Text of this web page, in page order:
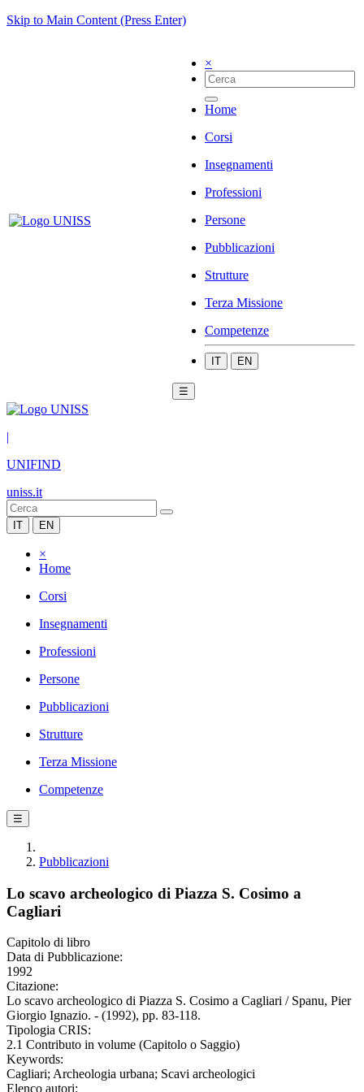
Skip to Main Content (Press Enter)
×
Home
Corsi
Insegnamenti
Professioni
Persone
Pubblicazioni
Strutture
Terza Missione
Competenze
IT EN
☰
|
UNIFIND
uniss.it
IT EN
×
Home
Corsi
Insegnamenti
Professioni
Persone
Pubblicazioni
Strutture
Terza Missione
Competenze
☰
Pubblicazioni
Lo scavo archeologico di Piazza S. Cosimo a
Cagliari
Capitolo di libro
Data di Pubblicazione:
1992
Citazione:
Lo scavo archeologico di Piazza S. Cosimo a Cagliari / Spanu, Pier
Giorgio Ignazio. - (1992), pp. 83-118.
Tipologia CRIS:
2.1 Contributo in volume (Capitolo o Saggio)
Keywords:
Cagliari; Archeologia urbana; Scavi archeologici
Elenco autori: